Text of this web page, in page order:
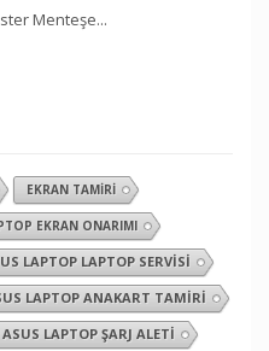
Menteşe...
EKRAN TAMIRI
EKRAN ONARIMI
LAPTOP LAPTOP SERVISI
LAPTOP ANAKART TAMIRI
ASUS LAPTOP ŞARJ ALETI